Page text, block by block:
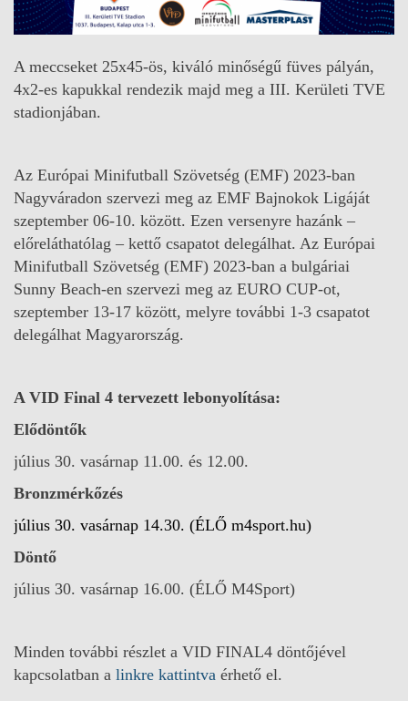
A meccseket 25x45-ös, kiváló minőségű füves pályán,
4x2-es kapukkal rendezik majd meg a III. Kerületi TVE
stadionjában.
Az Európai Minifutball Szövetség (EMF) 2023-ban
Nagyváradon szervezi meg az EMF Bajnokok Ligáját
szeptember 06-10. között. Ezen versenyre hazánk –
előreláthatólag – kettő csapatot delegálhat. Az Európai
Minifutball Szövetség (EMF) 2023-ban a bulgáriai
Sunny Beach-en szervezi meg az EURO CUP-ot,
szeptember 13-17 között, melyre további 1-3 csapatot
delegálhat Magyarország.
A VID Final 4 tervezett lebonyolítása:
Elődöntők
július 30. vasárnap 11.00. és 12.00.
Bronzmérkőzés
július 30. vasárnap 14.30. (ÉLŐ m4sport.hu)
Döntő
július 30. vasárnap 16.00. (ÉLŐ M4Sport)
Minden további részlet a VID FINAL4 döntőjével
kapcsolatban a linkre kattintva érhető el.